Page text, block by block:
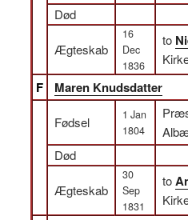
Død
Ægteskab
16
Dec
1836
to
F Maren Knudsdatter
Fødsel
1 Jan
1804
Død
Ægteskab
30
Sep
1831
to